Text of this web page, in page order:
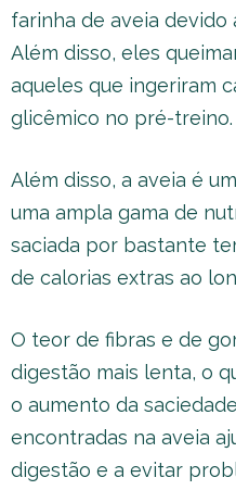
farinha de aveia devido
Além disso, eles
aqueles que ingeriram
glicêmico no pré-treino.
Além disso, a aveia é
uma ampla gama de
saciada por bastante
de calorias extras ao
O teor de fibras e de
digestão mais lenta, o
o aumento da
encontradas na aveia
digestão e a evitar